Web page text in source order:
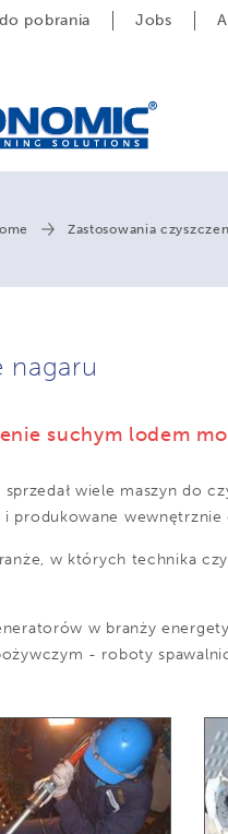
pobrania Jobs
Zastosowania
nagaru
suchym lodem
wiele maszyn do
produkowane
w których technika
w branży
- roboty